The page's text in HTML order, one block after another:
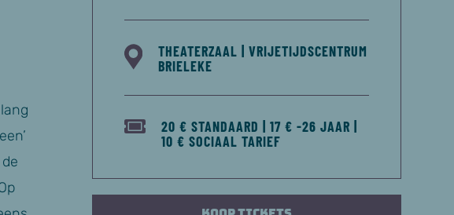
THEATERZAAL | VRIJETIJDSCENTRUM
BRIELEKE
20 € STANDAARD | 17 € -26 JAAR |
10 € SOCIAAL TARIEF